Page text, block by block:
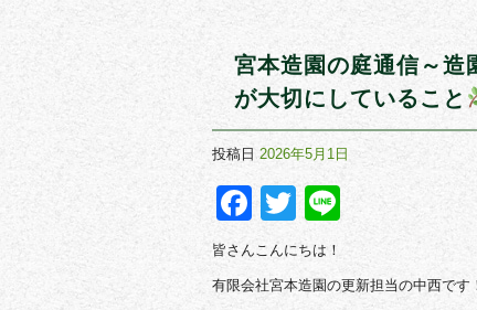
宮本造園の庭通信～造
が大切にしていること
投稿日 2026年5月1日
Facebook
Twitter
Line
皆さんこんにちは！
有限会社宮本造園の更新担当の中西です